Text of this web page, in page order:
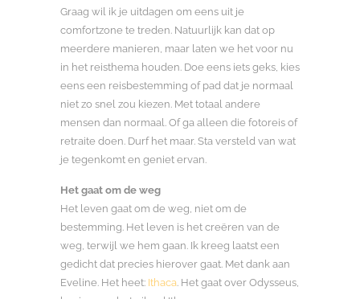
Graag wil ik je uitdagen om eens uit je
comfortzone te treden. Natuurlijk kan dat op
meerdere manieren, maar laten we het voor nu
in het reisthema houden. Doe eens iets geks, kies
eens een reisbestemming of pad dat je normaal
niet zo snel zou kiezen. Met totaal andere
mensen dan normaal. Of ga alleen die fotoreis of
retraite doen. Durf het maar. Sta versteld van wat
je tegenkomt en geniet ervan.
Het gaat om de weg
Het leven gaat om de weg, niet om de
bestemming. Het leven is het creëren van de
weg, terwijl we hem gaan. Ik kreeg laatst een
gedicht dat precies hierover gaat. Met dank aan
Eveline. Het heet: Ithaca. Het gaat over Odysseus,